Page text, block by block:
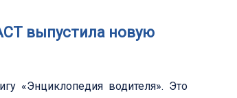
выпустила новую
«Энциклопедия водителя». Это